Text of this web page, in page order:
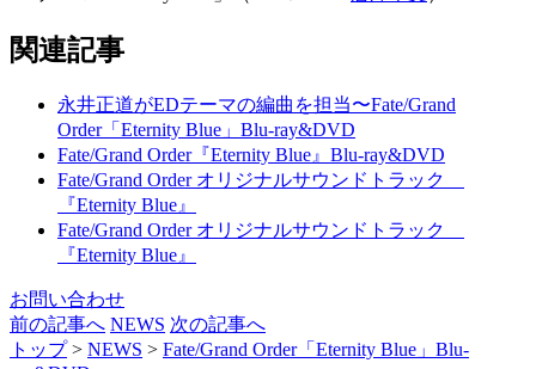
関連記事
永井正道がEDテーマの編曲を担当〜Fate/Grand
Order「Eternity Blue」Blu-ray&DVD
Fate/Grand Order『Eternity Blue』Blu-ray&DVD
Fate/Grand Order オリジナルサウンドトラック
『Eternity Blue』
Fate/Grand Order オリジナルサウンドトラック
『Eternity Blue』
お問い合わせ
前の記事へ NEWS 次の記事へ
トップ> NEWS > Fate/Grand Order「Eternity Blue」Blu-